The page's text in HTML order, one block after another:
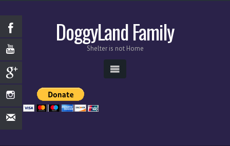
DoggyLand Family
Shelter is not Home